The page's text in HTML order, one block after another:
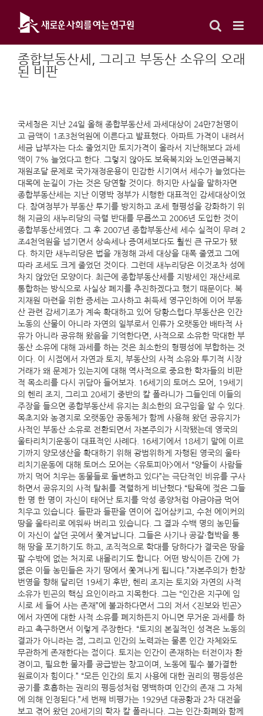
content
종합부동산세, 그리고 부동산 소유의 오래
된 비판
국세청은 지난 24일 올해 종합부동산세 과세대상이 24만7천명이
고 금액이 1조3천억원에 이른다고 발표했다. 아파트 가격이 내려서
세금 납부자는 다소 줄었지만 토지가격이 올라서 지난해보다 과세
액이 7% 늘었다고 한다. 그렇지 않아도 보육복지와 노인연금복지
재원조달 문제로 국가재정운용이 민감한 시기여서 세수가 늘었다는
대목에 눈길이 가는 것은 당연할 것이다. 하지만 사실을 말하자면
종합부동산세는 지난 이명박 정부가 시행한 대표적인 감세대상이었
다. 참여정부가 부동산 투기를 방지하고 조세 형평성을 강화하기 위
해 지금의 새누리당의 극렬 반대를 무릅쓰고 2006년 도입한 것이
종합부동산세였다. 그 후 2007년 종합부동산세 세수 실적이 무려 2
조4천억원을 넘기면서 상속세나 증여세보다도 훨씬 큰 규모가 됐
다. 하지만 새누리당은 법을 개정해 과세 대상을 대폭 줄였고 그에
따라 조세도 크게 줄었던 것이다. 그런데 새누리당은 이것조차 성에
차지 않았던 모양이다. 최근에 종합부동산세를 지방세인 재산세로
통합하는 방식으로 사실상 폐지를 추진하겠다고 했기 때문이다. 복
지재원 마련을 위한 증세는 고사하고 취득세 영구인하에 이어 부동
산 관련 감세기조가 계속 확대하고 있어 당황스럽다.부동산은 인간
노동의 산물이 아니라 자연의 일부로서 인류가 오랫동안 배타적 사
유가 아니라 공유해 왔음을 기억한다면, 사적으로 소유한 막대한 부
동산 소유에 대해 과세를 하는 것은 최소한의 형평성에 부합하는 것
이다. 이 시점에서 자연과 토지, 부동산의 사적 소유와 투기적 시장
거래가 왜 문제가 있는지에 대해 역사적으로 중요한 학자들의 비판
적 목소리를 다시 귀담아 들어보자. 16세기의 토머스 모어, 19세기
의 헨리 조지, 그리고 20세기 중반의 칼 폴라니가 그들인데 이들의
주장을 들으면 종합부동산세 유지는 최소한의 요구임을 알 수 있다.
목초지와 농경지로 오랫동안 공동체가 함께 사용해 왔던 공유지가
사적인 부동산 소유로 전환되면서 자본주의가 시작됐는데 영국의
울타리치기운동이 대표적인 사례다. 16세기에서 18세기 말에 이르
기까지 양모생산을 확대하기 위해 광범위하게 자행된 영국의 울타
리치기운동에 대해 토머스 모어는 <유토피아>에서 “양들이 사람들
까지 먹어 치우는 동물들로 돌변하고 있다”는 극단적인 비유를 구사
하면서 공유지의 사적 탈취를 격렬하게 비난했다.“탐욕에 젖은 그들
한 명 한 명이 자신이 태어난 토지를 악성 종양처럼 야금야금 먹어
치우고 있습니다. 들판과 들판을 연이어 집어삼키고, 수천 에이커의
땅을 울타리로 에워싸 버리고 있습니다. 그 결과 수백 명의 농민들
이 자신이 살던 곳에서 쫓겨납니다. 그들은 사기나 공갈·협박을 통
해 땅을 포기하기도 하고, 조직적으로 학대를 당하다가 결국은 땅을
팔 수밖에 없는 처지로 내몰리기도 합니다. 어떤 방식이든 간에 가
엾은 이들 농민들은 자기 땅에서 쫓겨나게 됩니다.”자본주의가 한창
번영을 향해 달리던 19세기 후반, 헨리 조지는 토지와 자연의 사적
소유가 빈곤의 핵심 요인이라고 지목한다. 그는 “인간은 지구에 임
시로 세 들어 사는 존재”에 불과하다면서 그의 저서 <진보와 빈곤>
에서 자연에 대한 사적 소유를 폐지하든지 아니면 무거운 과세를 하
라고 촉구하면서 이렇게 주장한다. “토지의 본질적인 성격은 노동의
결과가 아니라는 점, 그리고 인간의 노력과는 물론 인간 자체와도
무관하게 존재한다는 점이다. 토지는 인간이 존재하는 터전이자 환
경이고, 필요한 물자를 공급받는 창고이며, 노동에 필수 불가결한
원료이자 힘이다.” “모든 인간의 토지 사용에 대한 권리의 평등성은
공기를 호흡하는 권리의 평등성처럼 명백하며 인간의 존재 그 자체
에 의해 인정된다.”세 번째 비평가는 1929년 대공황과 2차 대전을
보고 겪어 왔던 20세기의 학자 칼 폴라니다. 그는 인간·화폐와 함께